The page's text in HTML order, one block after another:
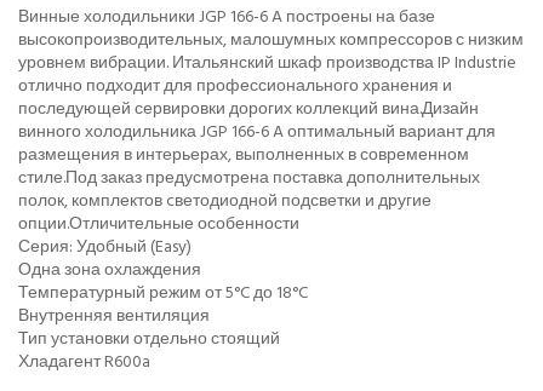
Винные холодильники JGP 166-6 A построены на базе
высокопроизводительных, малошумных компрессоров с низким
уровнем вибрации. Итальянский шкаф производства IP Industrie
отлично подходит для профессионального хранения и
последующей сервировки дорогих коллекций вина.Дизайн
винного холодильника JGP 166-6 A оптимальный вариант для
размещения в интерьерах, выполненных в современном
стиле.Под заказ предусмотрена поставка дополнительных
полок, комплектов cветодиодной подсветки и другие
опции.Отличительные особенности
Серия: Удобный (Easy)
Одна зона охлаждения
Температурный режим от 5°C до 18°C
Внутренняя вентиляция
Тип установки отдельно стоящий
Хладагент R600a